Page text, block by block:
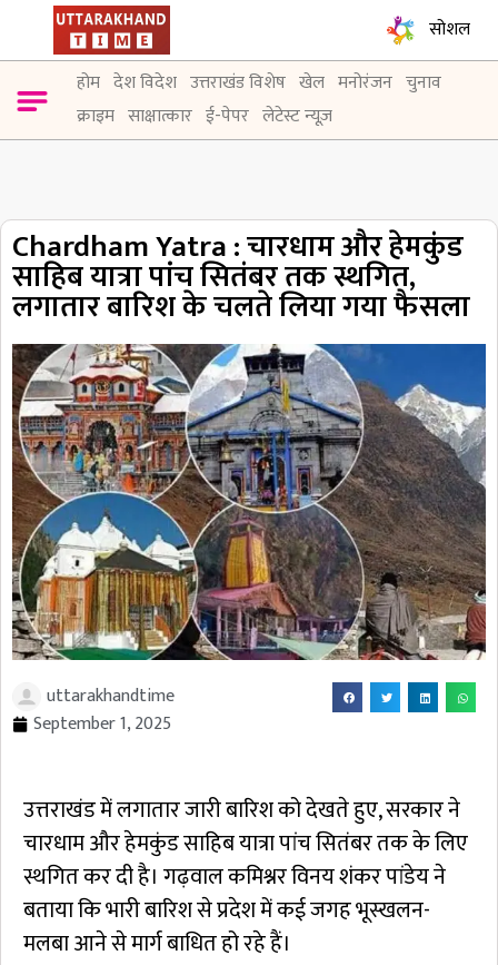
सोशल
होम देश विदेश उत्तराखंड विशेष खेल मनोरंजन चुनाव
क्राइम साक्षात्कार ई-पेपर लेटेस्ट न्यूज़
Chardham Yatra : चारधाम और हेमकुंड
साहिब यात्रा पांच सितंबर तक स्थगित,
लगातार बारिश के चलते लिया गया फैसला
uttarakhandtime
September 1, 2025
उत्तराखंड में लगातार जारी बारिश को देखते हुए, सरकार ने
चारधाम और हेमकुंड साहिब यात्रा पांच सितंबर तक के लिए
स्थगित कर दी है। गढ़वाल कमिश्नर विनय शंकर पांडेय ने
बताया कि भारी बारिश से प्रदेश में कई जगह भूस्खलन-
मलबा आने से मार्ग बाधित हो रहे हैं।